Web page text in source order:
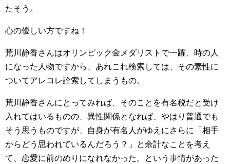
たそう。
心の優しい方ですね！
荒川静香さんはオリンピック金メダリストで一躍、時の人
になった人物ですから、あれこれ検索しては、その素性に
ついてアレコレ詮索してしまうもの。
荒川静香さんにとってみれば、そのことを有名税だと受け
入れてはいるものの、異性関係となれば、やはり普通でも
そう思うものですが、自身が有名人がゆえにさらに「相手
からどう思われているんだろう？」と余計なことを考え
て、恋愛に前のめりになれなかった。という事情があった